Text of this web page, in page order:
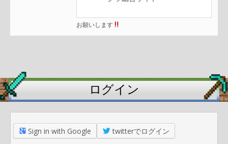
お願いします
ログイン
Sign in with Google twitterでログイン